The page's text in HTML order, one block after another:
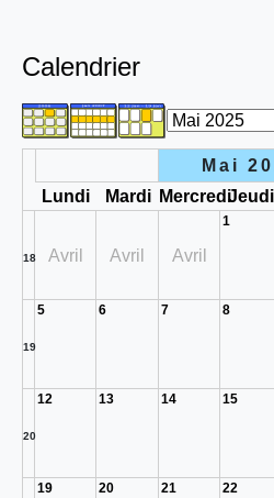
Calendrier
Mai
Lundi
Mardi MercrediJeudi
18 Avril Avril Avril
1
19
5 6 7 8
20
12 13 14 15
19 20 21 22